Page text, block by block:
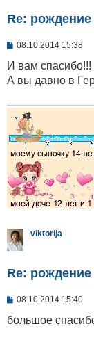
Re:
С
о
щ
н
е
08.10.2014 15:38
И вам
А вы давно в
viktorija
Re:
С
о
08.10.2014 15:40
большое